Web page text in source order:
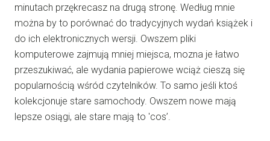
minutach przękrecasz na drugą stronę. Według mnie
można by to porównać do tradycyjnych wydań książek i
do ich elektronicznych wersji. Owszem pliki
komputerowe zajmują mniej miejsca, mozna je łatwo
przeszukiwać, ale wydania papierowe wciąż cieszą się
popularnością wśród czytelników. To samo jeśli ktoś
kolekcjonuje stare samochody. Owszem nowe mają
lepsze osiągi, ale stare mają to 'cos’.